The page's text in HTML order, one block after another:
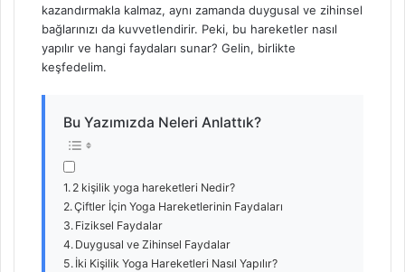
kazandırmakla kalmaz, aynı zamanda duygusal ve zihinsel
bağlarınızı da kuvvetlendirir. Peki, bu hareketler nasıl
yapılır ve hangi faydaları sunar? Gelin, birlikte
keşfedelim.
Bu Yazımızda Neleri Anlattık?
2 kişilik yoga hareketleri Nedir?
Çiftler İçin Yoga Hareketlerinin Faydaları
Fiziksel Faydalar
Duygusal ve Zihinsel Faydalar
İki Kişilik Yoga Hareketleri Nasıl Yapılır?